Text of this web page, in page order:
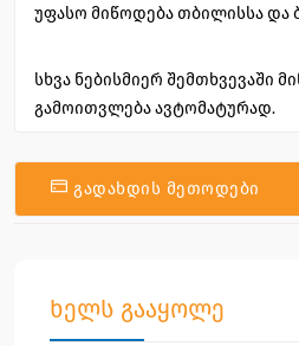
უფასო მიწოდება თბილისსა და
სხვა ნებისმიერ შემთხვევაში
გამოითვლება ავტომატურად.
გადახდის მეთოდები
ხელს გააყოლე